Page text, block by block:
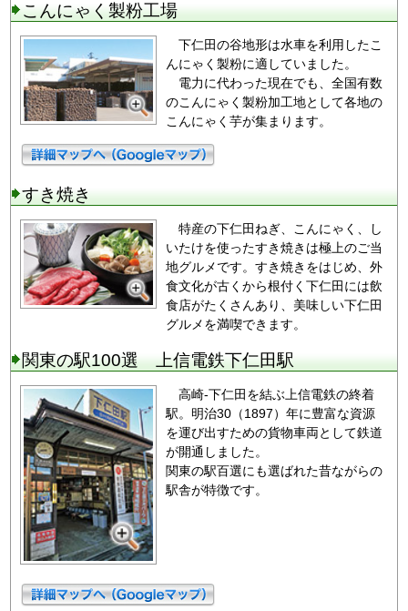
こんにゃく製粉工場
下仁田の谷地形は水車を利用したこ
んにゃく製粉に適していました。
電力に代わった現在でも、全国有数
のこんにゃく製粉加工地として各地の
こんにゃく芋が集まります。
すき焼き
特産の下仁田ねぎ、こんにゃく、し
いたけを使ったすき焼きは極上のご当
地グルメです。すき焼きをはじめ、外
食文化が古くから根付く下仁田には飲
食店がたくさんあり、美味しい下仁田
グルメを満喫できます。
関東の駅100選 上信電鉄下仁田駅
高崎-下仁田を結ぶ上信電鉄の終着
駅。明治30（1897）年に豊富な資源
を運び出すための貨物車両として鉄道
が開通しました。
関東の駅百選にも選ばれた昔ながらの
駅舎が特徴です。